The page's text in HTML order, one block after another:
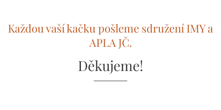
Každou vaší kačku pošleme sdružení IMY a
APLA JČ.
Děkujeme!